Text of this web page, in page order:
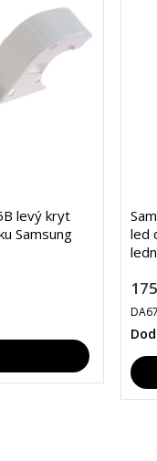
levý kryt
Samsung
led